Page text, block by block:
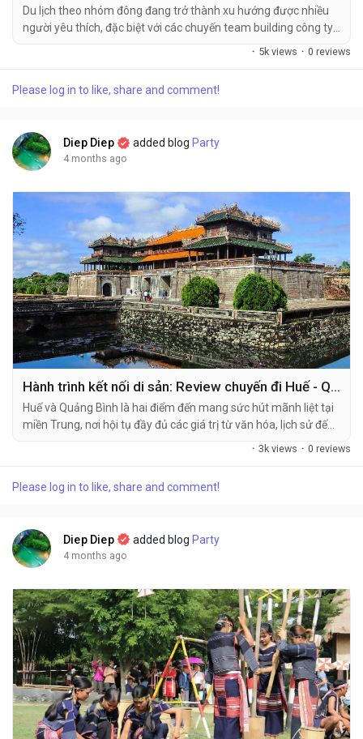
Du lịch theo nhóm đông đang trở thành xu hướng được nhiều
người yêu thích, đặc biệt với các chuyến team building công ty
hay hội nhóm bạn bè dịp cuối năm. Không chỉ giúp tăng sự gắn
· 5k views · 0 reviews
Please log in to like, share and comment!
Diep Diep added blog Party
4 months ago
Hành trình kết nối di sản: Review chuyến đi Huế - Quảng Bình 3 ngày 2 đêm
Huế và Quảng Bình là hai điểm đến mang sức hút mãnh liệt tại
miền Trung, nơi hội tụ đầy đủ các giá trị từ văn hóa, lịch sử đến
kỳ quan thiên nhiên thế giới. Hành trình 3 ngày 2 đêm từ Huế
· 3k views · 0 reviews
Please log in to like, share and comment!
Diep Diep added blog Party
4 months ago